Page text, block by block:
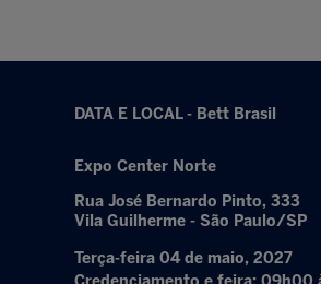
DATA E LOCAL - Bett Brasil
Expo Center Norte
Rua José Bernardo Pinto, 333
Vila Guilherme - São Paulo/SP
Terça-feira 04 de maio, 2027